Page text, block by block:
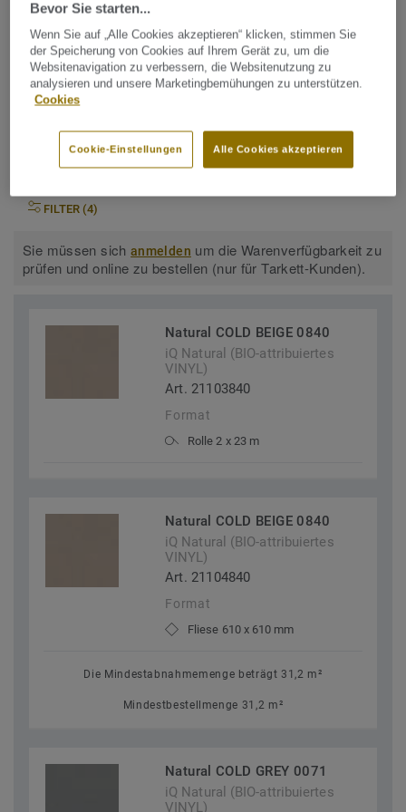
iQ Natural (BIO-attribuiertes
VINYL)
FILTER (4)
Sie müssen sichanmelden um die Warenverfügbarkeit zu
prüfen und online zu bestellen (nur für Tarkett-Kunden).
Natural COLD BEIGE 0840
iQ Natural (BIO-attribuiertes
VINYL)
Art. 21103840
Format
Rolle 2 x 23 m
Natural COLD BEIGE 0840
iQ Natural (BIO-attribuiertes
VINYL)
Art. 21104840
Format
Fliese 610 x 610 mm
Die Mindestabnahmemenge beträgt 31,2 m²
Mindestbestellmenge 31,2 m²
Natural COLD GREY 0071
iQ Natural (BIO-attribuiertes
VINYL)
Bevor Sie starten...
Wenn Sie auf „Alle Cookies akzeptieren“ klicken, stimmen Sie
der Speicherung von Cookies auf Ihrem Gerät zu, um die
Websitenavigation zu verbessern, die Websitenutzung zu
analysieren und unsere Marketingbemühungen zu unterstützen.
Cookies
Alle Cookies akzeptieren
Cookie-Einstellungen